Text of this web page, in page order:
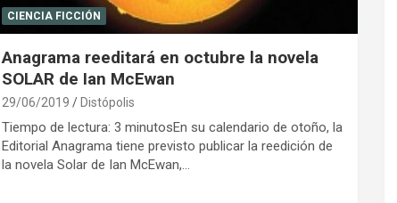
CIENCIA FICCIÓN
Anagrama reeditará en octubre la novela
SOLAR de Ian McEwan
29/06/2019 Distópolis
Tiempo de lectura: 3 minutosEn su calendario de otoño, la
Editorial Anagrama tiene previsto publicar la reedición de
la novela Solar de Ian McEwan,…